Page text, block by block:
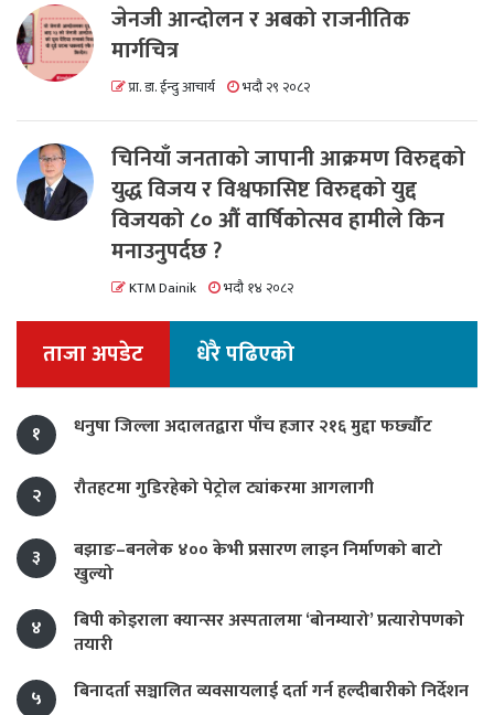
जेनजी आन्दोलन र अबको राजनीतिक
मार्गचित्र
प्रा. डा. ईन्दु आचार्य भदौ २९ २०८२
चिनियाँ जनताको जापानी आक्रमण विरुद्दको
युद्ध विजय र विश्वफासिष्ट विरुद्दको युद्द
विजयको ८० औं वार्षिकोत्सव हामीले किन
मनाउनुपर्दछ ?
KTM Dainik भदौ १४ २०८२
ताजा अपडेट धेरै पढिएको
१ धनुषा जिल्ला अदालतद्वारा पाँच हजार २१६ मुद्दा फर्छ्यौट
२ रौतहटमा गुडिरहेको पेट्रोल ट्यांकरमा आगलागी
३
बझाङ–बनलेक ४०० केभी प्रसारण लाइन निर्माणको बाटो
खुल्यो
४
बिपी कोइराला क्यान्सर अस्पतालमा ‘बोनम्यारो’ प्रत्यारोपणको
तयारी
५
बिनादर्ता सञ्चालित व्यवसायलाई दर्ता गर्न हल्दीबारीको निर्देशन